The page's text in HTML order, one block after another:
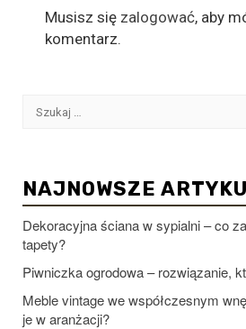
Musisz się zalogować, aby
komentarz.
Szukaj:
NAJNOWSZE
Dekoracyjna ściana w sypialni – co
tapety?
Piwniczka ogrodowa – rozwiązanie,
Meble vintage we współczesnym
je w aranżacji?